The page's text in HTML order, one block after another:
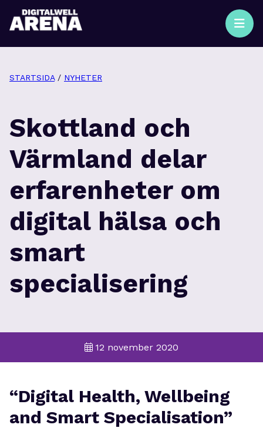
STARTSIDA/ NYHETER
Skottland och
Värmland delar
erfarenheter om
digital hälsa och
smart
specialisering
12 november 2020
“Digital Health, Wellbeing
and Smart Specialisation”